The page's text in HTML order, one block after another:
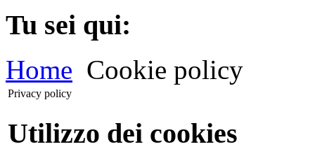
Tu sei qui:
Home Cookie policy
Privacy policy
Utilizzo dei cookies